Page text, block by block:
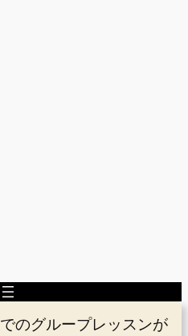
でのグループレッスンが